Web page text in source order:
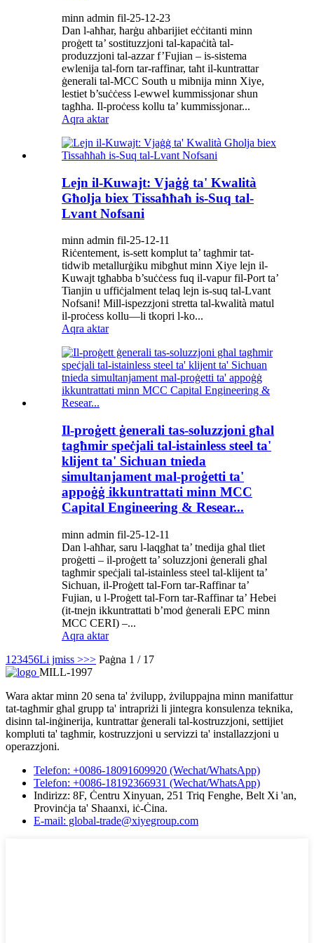
minn admin fil-25-12-23
Dan l-aħħar, ħarġu aħbarijiet eċċitanti minn
proġett ta’ sostituzzjoni tal-kapaċità tal-
produzzjoni tal-azzar f’Fujian – is-sistema
ewlenija tal-forn tar-raffinar, taħt il-kuntrattar
ġenerali tal-MCC South u mibnija minn Xiye,
lestiet b’suċċess l-ewwel kummissjonar sħun
tagħha. Il-proċess kollu ta’ kummissjonar...
Aqra aktar
Lejn il-Kuwajt: Vjaġġ ta' Kwalità
Għolja biex Tissaħħaħ is-Suq tal-
Lvant Nofsani
minn admin fil-25-12-11
Riċentement, is-sett komplut ta’ tagħmir tat-
tidwib metallurġiku mibgħut minn Xiye lejn il-
Kuwajt tgħabba b’suċċess fuq il-vapur fil-Port ta’
Tianjin u uffiċjalment telaq lejn is-suq tal-Lvant
Nofsani! Mill-ispezzjoni stretta tal-kwalità matul
il-proċess kollu—li tkopri l-ko...
Aqra aktar
Il-proġett ġenerali tas-soluzzjoni għal
tagħmir speċjali tal-istainless steel ta'
klijent ta' Sichuan tnieda
simultanjament mal-proġetti ta'
appoġġ ikkuntrattati minn MCC
Capital Engineering & Resear...
minn admin fil-25-12-11
Dan l-aħħar, saru l-laqgħat ta’ tnedija għal tliet
proġetti – il-proġett ta’ soluzzjoni ġenerali għal
tagħmir speċjali tal-istainless steel tal-klijent ta’
Sichuan, il-Proġett tal-Forn tar-Raffinar ta’
Fujian, u l-Proġett tal-Forn tar-Raffinar ta’ Hebei
(it-tnejn ikkuntrattati b’mod ġenerali EPC minn
MCC CERI) –...
Aqra aktar
1 23456Li jmiss >>> Paġna 1 / 17
MILL-1997
Wara aktar minn 20 sena ta' żvilupp, żviluppajna minn manifattur
tat-tagħmir għal grupp ta' intrapriżi li jintegra konsulenza teknika,
disinn tal-inġinerija, kuntrattar ġenerali tal-kostruzzjoni, settijiet
kompluti ta' tagħmir, kostruzzjoni u servizzi ta' installazzjoni u
operazzjoni.
Telefon: +0086-18091609920 (Wechat/WhatsApp)
Telefon: +0086-18192366931 (Wechat/WhatsApp)
Indirizz: 8F, Ċentru Xinyuan, 251 Triq Fenghe, Belt Xi 'an,
Provinċja ta' Shaanxi, iċ-Ċina.
E-mail: global-trade@xiyegroup.com